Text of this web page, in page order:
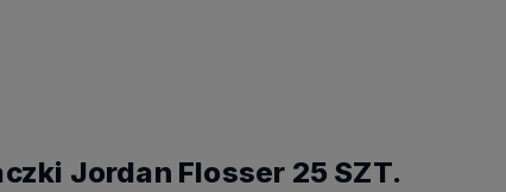
Jordan Flosser 25 SZT.